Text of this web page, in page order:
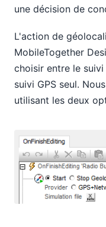
une décision de
L'action de
MobileTogether
choisir entre le suivi
suivi GPS seul.
utilisant les deux